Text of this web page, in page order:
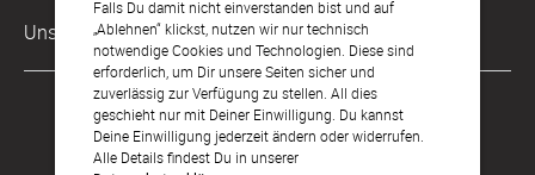
Falls Du damit nicht einverstanden bist und auf
„Ablehnen“ klickst, nutzen wir nur technisch
notwendige Cookies und Technologien. Diese sind
erforderlich, um Dir unsere Seiten sicher und
zuverlässig zur Verfügung zu stellen. All dies
geschieht nur mit Deiner Einwilligung. Du kannst
Deine Einwilligung jederzeit ändern oder widerrufen.
Alle Details findest Du in unserer
Barrierefreiheitserklärung
LLM's
Frankreich
Unsere Partner